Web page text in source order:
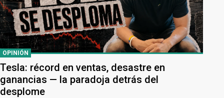
OPINIÓN
Tesla: récord en ventas, desastre en
ganancias — la paradoja detrás del
desplome